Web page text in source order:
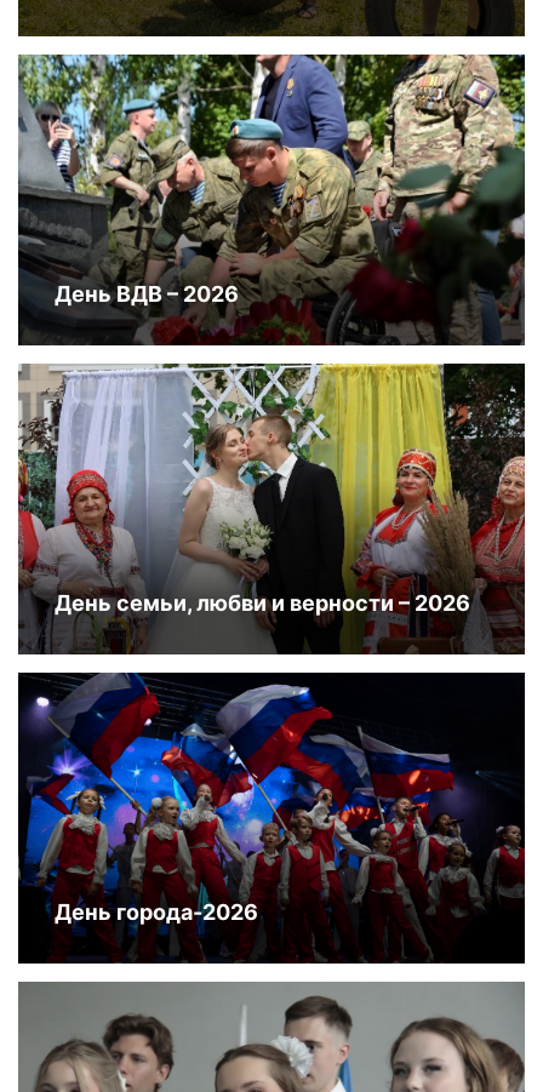
День ВДВ – 2026
День семьи, любви и верности – 2026
День города-2026